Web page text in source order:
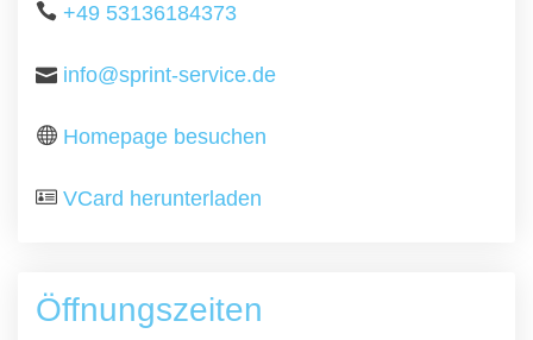
+49 53136184373
info@sprint-service.de
Homepage besuchen
VCard herunterladen
Öffnungszeiten